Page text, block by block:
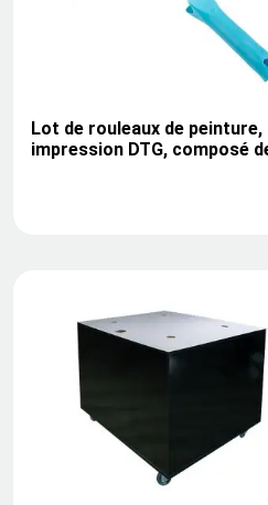
Lot de rouleaux de peinture,
impression DTG, composé